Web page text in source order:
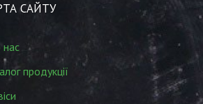
САЙТУ
продукції